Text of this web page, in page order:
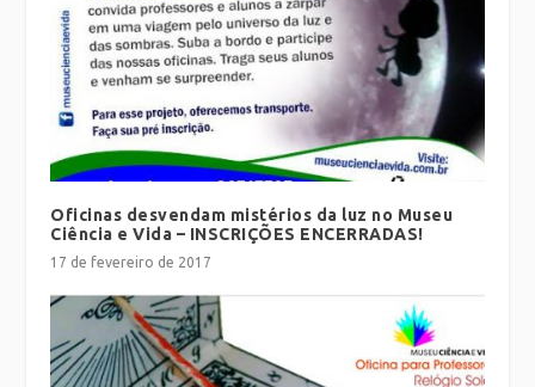
Oficinas desvendam mistérios da luz no Museu
Ciência e Vida – INSCRIÇÕES ENCERRADAS!
17 de fevereiro de 2017